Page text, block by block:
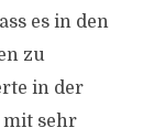
es in den
zu
in der
mit sehr